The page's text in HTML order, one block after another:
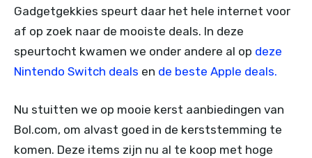
Gadgetgekkies speurt daar het hele internet voor
af op zoek naar de mooiste deals. In deze
speurtocht kwamen we onder andere al op deze
Nintendo Switch deals en de beste Apple deals.
Nu stuitten we op mooie kerst aanbiedingen van
Bol.com, om alvast goed in de kerststemming te
komen. Deze items zijn nu al te koop met hoge